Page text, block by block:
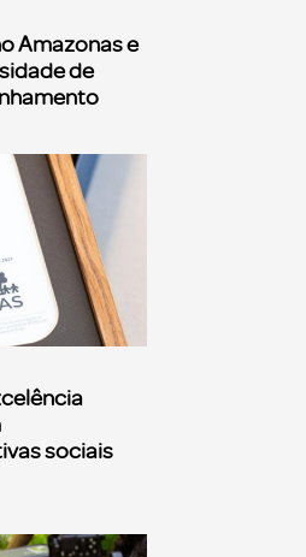
Amazonas e
de
sociais